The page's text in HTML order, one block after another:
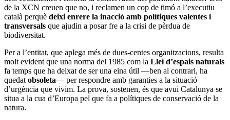
de la XCN creuen que no, i reclamen un cop de timó a l’executiu
català perquè deixi enrere la inacció amb polítiques valentes i
transversals que ajudin a posar fre a la crisi de pèrdua de
biodiversitat.
Per a l’entitat, que aplega més de dues-centes organitzacions, resulta
molt evident que una norma del 1985 com la Llei d’espais naturals
fa temps que ha deixat de ser una eina útil —ben al contrari, ha
quedatobsoleta— per respondre amb garanties a la situació
d’urgència que vivim. La prova, sostenen, és que avui Catalunya se
situa a la cua d’Europa pel que fa a polítiques de conservació de la
natura.